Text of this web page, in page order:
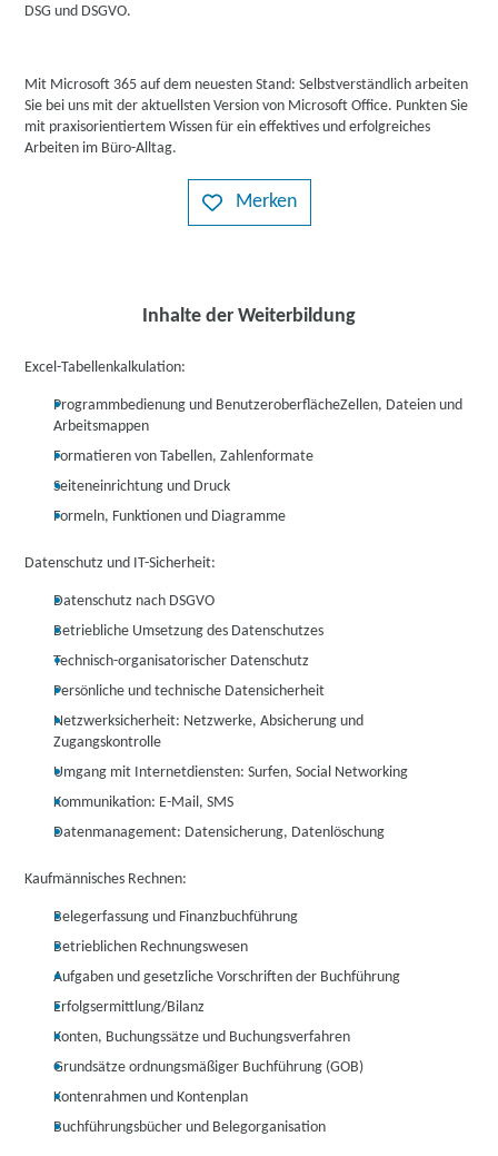
DSG und DSGVO.
Mit Microsoft 365 auf dem neuesten Stand: Selbstverständlich arbeiten
Sie bei uns mit der aktuellsten Version von Microsoft Office. Punkten Sie
mit praxisorientiertem Wissen für ein effektives und erfolgreiches
Arbeiten im Büro-Alltag.
Merken
Inhalte der Weiterbildung
Excel-Tabellenkalkulation:
Programmbedienung und BenutzeroberflächeZellen, Dateien und
Arbeitsmappen
Formatieren von Tabellen, Zahlenformate
Seiteneinrichtung und Druck
Formeln, Funktionen und Diagramme
Datenschutz und IT-Sicherheit:
Datenschutz nach DSGVO
Betriebliche Umsetzung des Datenschutzes
Technisch-organisatorischer Datenschutz
Persönliche und technische Datensicherheit
Netzwerksicherheit: Netzwerke, Absicherung und
Zugangskontrolle
Umgang mit Internetdiensten: Surfen, Social Networking
Kommunikation: E-Mail, SMS
Datenmanagement: Datensicherung, Datenlöschung
Kaufmännisches Rechnen:
Belegerfassung und Finanzbuchführung
Betrieblichen Rechnungswesen
Aufgaben und gesetzliche Vorschriften der Buchführung
Erfolgsermittlung/Bilanz
Konten, Buchungssätze und Buchungsverfahren
Grundsätze ordnungsmäßiger Buchführung (GOB)
Kontenrahmen und Kontenplan
Buchführungsbücher und Belegorganisation